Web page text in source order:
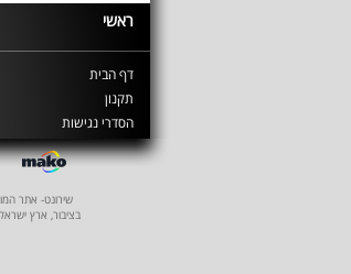
ראשי
דף הבית
תקנון
הסדרי נגישות
שירונט- אתר
בציבור, ארץ